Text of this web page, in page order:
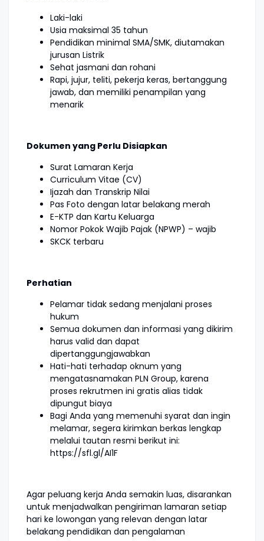
Laki-laki
Usia maksimal 35 tahun
Pendidikan minimal SMA/SMK, diutamakan
jurusan Listrik
Sehat jasmani dan rohani
Rapi, jujur, teliti, pekerja keras, bertanggung
jawab, dan memiliki penampilan yang
menarik
Dokumen yang Perlu Disiapkan
Surat Lamaran Kerja
Curriculum Vitae (CV)
Ijazah dan Transkrip Nilai
Pas Foto dengan latar belakang merah
E-KTP dan Kartu Keluarga
Nomor Pokok Wajib Pajak (NPWP) – wajib
SKCK terbaru
Perhatian
Pelamar tidak sedang menjalani proses
hukum
Semua dokumen dan informasi yang dikirim
harus valid dan dapat
dipertanggungjawabkan
Hati-hati terhadap oknum yang
mengatasnamakan PLN Group, karena
proses rekrutmen ini gratis alias tidak
dipungut biaya
Bagi Anda yang memenuhi syarat dan ingin
melamar, segera kirimkan berkas lengkap
melalui tautan resmi berikut ini:
https://sfl.gl/AI1F
Agar peluang kerja Anda semakin luas, disarankan
untuk menjadwalkan pengiriman lamaran setiap
hari ke lowongan yang relevan dengan latar
belakang pendidikan dan pengalaman